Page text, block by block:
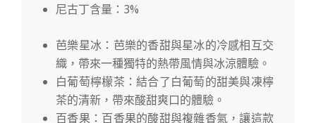
尼古丁含量：3%
芭樂星冰：芭樂的香甜與星冰的冷感相互交
織，帶來一種獨特的熱帶風情與冰涼體驗。
白葡萄檸檬茶：結合了白葡萄的甜美與凍檸
茶的清新，帶來酸甜爽口的體驗。
百香果：百香果的酸甜與複雜香氣，讓這款